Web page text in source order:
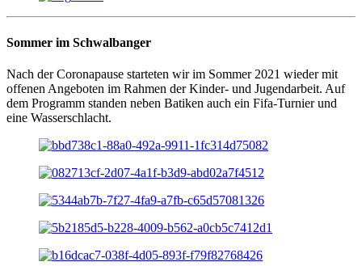
Sommer im Schwalbanger
Nach der Coronapause starteten wir im Sommer 2021 wieder mit
offenen Angeboten im Rahmen der Kinder- und Jugendarbeit. Auf
dem Programm standen neben Batiken auch ein Fifa-Turnier und
eine Wasserschlacht.